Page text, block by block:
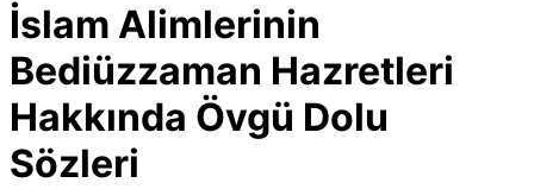
İslam Alimlerinin
Bediüzzaman Hazretleri
Hakkında Övgü Dolu
Sözleri